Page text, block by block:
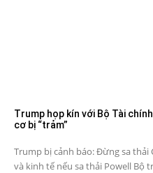
Trump họp kín với Bộ Tài
cơ bị “trảm”
Trump bị cảnh báo: Đừng sa thải
và kinh tế nếu sa thải Powell Bộ